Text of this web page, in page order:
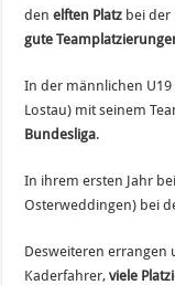
denelften Platz bei der
gute
In der männlichen
Lostau) mit seinem
Bundesliga.
In ihrem ersten Jahr
Osterweddingen) bei
Desweiteren errangen
Kaderfahrer,viele